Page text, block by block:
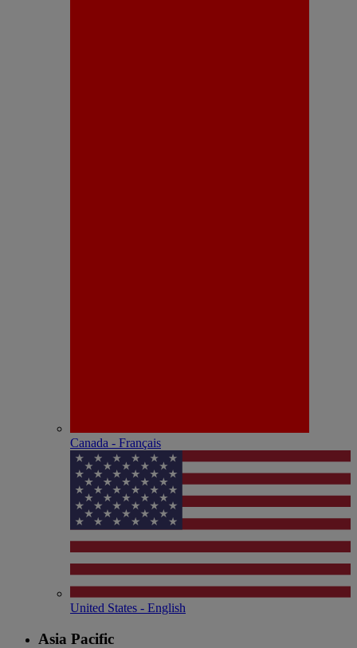
Canada - Français
United States - English
Asia Pacific